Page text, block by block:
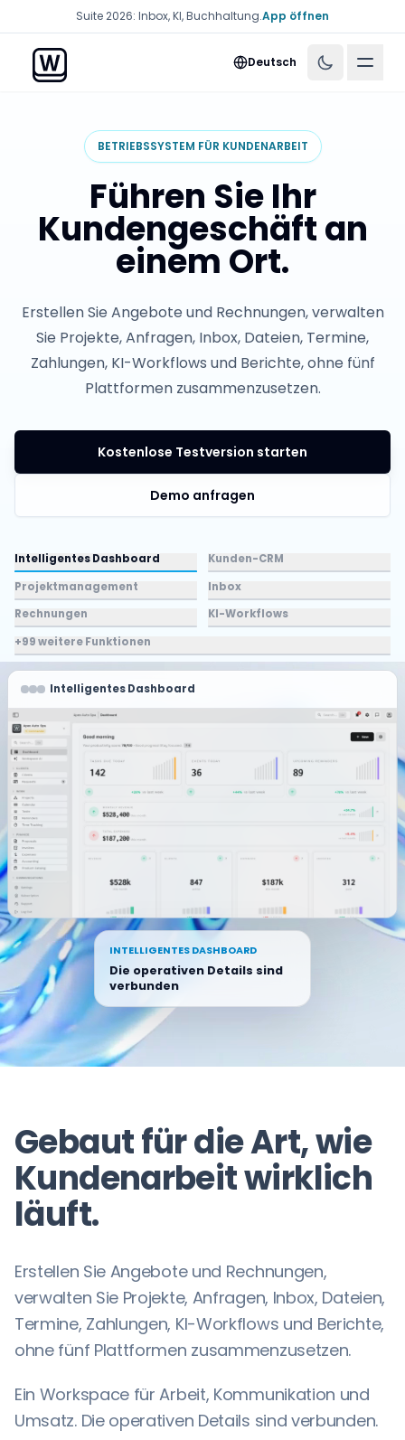
Suite 2026: Inbox, KI, Buchhaltung.App öffnen
Deutsch Menü
BETRIEBSSYSTEM FÜR KUNDENARBEIT
Führen Sie Ihr
Kundengeschäft an
einem Ort.
Erstellen Sie Angebote und Rechnungen, verwalten
Sie Projekte, Anfragen, Inbox, Dateien, Termine,
Zahlungen, KI-Workflows und Berichte, ohne fünf
Plattformen zusammenzusetzen.
Kostenlose Testversion starten
Demo anfragen
Intelligentes Dashboard
Kunden-CRM
Projektmanagement
Inbox
Rechnungen
KI-Workflows
+99 weitere Funktionen
Intelligentes Dashboard
INTELLIGENTES DASHBOARD
Die operativen Details sind
verbunden
Gebaut für die Art, wie
Kundenarbeit wirklich
läuft.
Erstellen Sie Angebote und Rechnungen,
verwalten Sie Projekte, Anfragen, Inbox, Dateien,
Termine, Zahlungen, KI-Workflows und Berichte,
ohne fünf Plattformen zusammenzusetzen.
Ein Workspace für Arbeit, Kommunikation und
Umsatz. Die operativen Details sind verbunden.